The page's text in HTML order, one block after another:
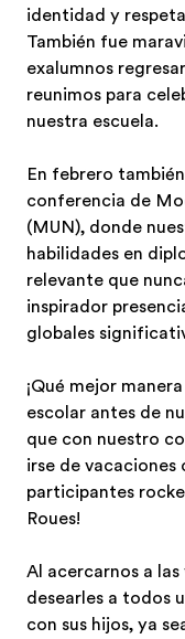
identidad y
También fue
exalumnos
reunimos para
nuestra escuela.
En febrero
conferencia de
(MUN), donde
habilidades en
relevante que
inspirador
globales
¡Qué mejor
escolar antes de
que con nuestro
irse de vacaciones
participantes
Roues!
Al acercarnos a
desearles a todos
con sus hijos, ya